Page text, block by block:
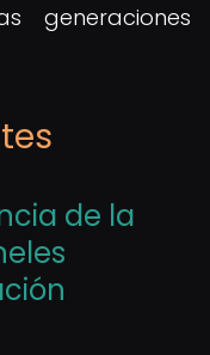
generaciones
de la